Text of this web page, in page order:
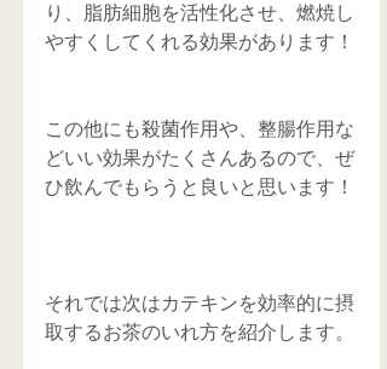
り、脂肪細胞を活性化させ、燃焼し
やすくしてくれる効果があります！
この他にも殺菌作用や、整腸作用な
どいい効果がたくさんあるので、ぜ
ひ飲んでもらうと良いと思います！
それでは次はカテキンを効率的に摂
取するお茶のいれ方を紹介します。